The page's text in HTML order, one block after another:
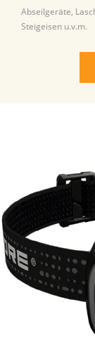
Abseilgeräte,
Steigeisen u.v.m.